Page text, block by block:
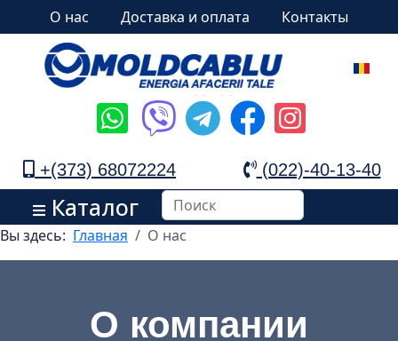
О нас Доставка и оплата Контакты
+(373) 68072224 (022)-40-13-40
Каталог
Вы здесь: Главная О нас
О компании